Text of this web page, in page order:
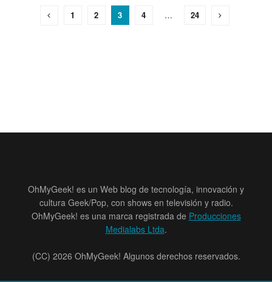
1 2 3 4 … 24
OhMyGeek! es un Web blog de tecnología, innovación y
cultura Geek/Pop, con shows en televisión y radio.
OhMyGeek! es una marca registrada de Producciones
Medialabs Ltda.
(CC) 2026 OhMyGeek! Algunos derechos reservados.